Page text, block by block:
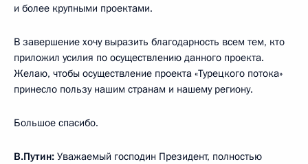
и более крупными проектами.
В завершение хочу выразить благодарность всем тем, кто
приложил усилия по осуществлению данного проекта.
Желаю, чтобы осуществление проекта «Турецкого потока»
принесло пользу нашим странам и нашему региону.
Большое спасибо.
В.Путин: Уважаемый господин Президент, полностью